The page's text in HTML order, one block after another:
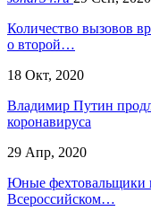
Количество вызовов
о второй…
18 Окт, 2020
Владимир Путин
коронавируса
29 Апр, 2020
Юные фехтовальщики
Всероссийском…